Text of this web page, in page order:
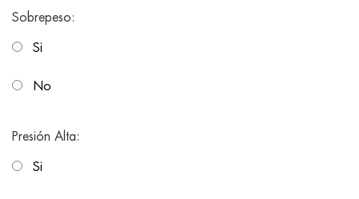
Sobrepeso:
Si
No
Presión Alta:
Si